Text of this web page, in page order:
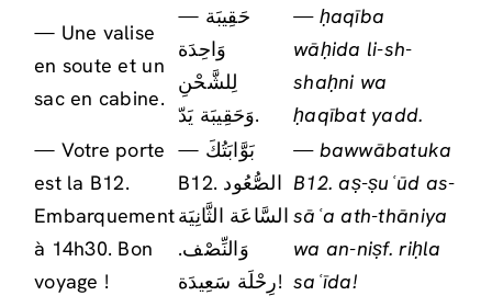
— Une valise
en soute et un
sac en cabine.
— حَقِيبَة
وَاحِدَة
لِلشَّحْنِ
وَحَقِيبَة يَدّ.
— ḥaqība
wāḥida li-sh-
shaḥni wa
ḥaqībat yadd.
— Votre porte
est la B12.
Embarquement
à 14h30. Bon
voyage !
— بَوَّابَتُكَ
B12. الصُّعُود
السَّاعَة الثَّانِيَة
وَالنِّصْف.
رِحْلَة سَعِيدَة!
— bawwābatuka
B12. aṣ-ṣuʿūd as-
sāʿa ath-thāniya
wa an-niṣf. riḥla
saʿīda!